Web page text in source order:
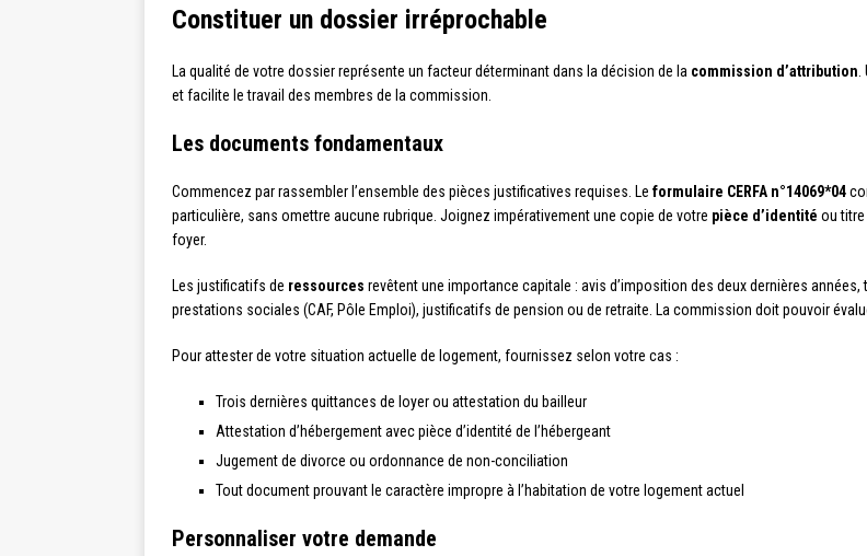
Constituer un dossier irréprochable
La qualité de votre dossier représente un facteur déterminant dans la décision de la commission d’attribution
et facilite le travail des membres de la commission.
Les documents fondamentaux
Commencez par rassembler l’ensemble des pièces justificatives requises. Le formulaire CERFA n°14069*04
particulière, sans omettre aucune rubrique. Joignez impérativement une copie de votre pièce d’identité ou titre
foyer.
Les justificatifs de ressources revêtent une importance capitale : avis d’imposition des deux dernières
prestations sociales (CAF, Pôle Emploi), justificatifs de pension ou de retraite. La commission doit pouvoir
Pour attester de votre situation actuelle de logement, fournissez selon votre cas :
Trois dernières quittances de loyer ou attestation du bailleur
Attestation d’hébergement avec pièce d’identité de l’hébergeant
Jugement de divorce ou ordonnance de non-conciliation
Tout document prouvant le caractère impropre à l’habitation de votre logement actuel
Personnaliser votre demande